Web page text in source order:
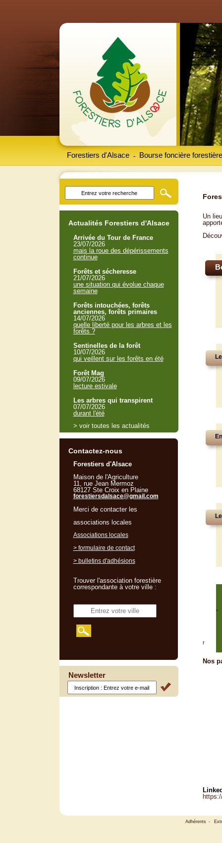
Forestiers d'Alsace Bourse foncière forestière
-
Un
"
r
Nos
Actualités Forestiers d'Alsace
Arrivée du Tour de France
23/07/2026
mais la roue des dépérissements
continue
Forêts et sécheresse
21/07/2026
une situation qui évolue chaque
semaine
Forêts intouchées, forêts
anciennes, forêts primaires
14/07/2026
quelle liberté pour les arbres et les
forêts ?
Sentinelles de la forêt
10/07/2026
qui veillent sur les forêts en été
Forêt Mag
09/07/2026
lecture estivale
Les arbres qui transpirent
07/07/2026
durant l'été
> voir toutes les actualités
Contactez-nous
Forestiers d'Alsace
Maison de l'Agriculture
11, rue Jean Mermoz
68127 Ste Croix en Plaine
forestiersdalsace@gmail.com
Merci de contacter les
associations locales
Associations locales
> formulaire de contact
> bulletins d'adhésions
Trouver l'association forestière
correspondante à votre ville :
Newsletter
Adhérents -